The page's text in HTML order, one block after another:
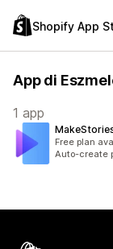
Shopify App
App di
1 app
Free plan
Auto-create